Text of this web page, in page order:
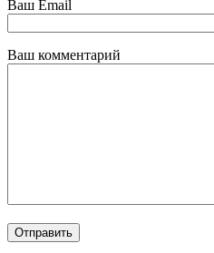
Ваш Email
Ваш комментарий
Отправить